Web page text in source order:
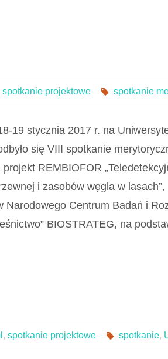
spotkanie projektowe spotkanie
19 stycznia 2017 r. na
się VIII spotkanie
projekt REMBIOFOR
i zasobów węgla w
Narodowego Centrum Badań i
BIOSTRATEG, na
,spotkanie projektowe spotkanie,